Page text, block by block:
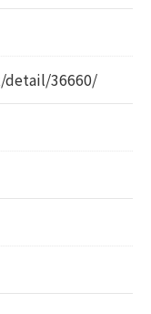
囲において、
ります。
護契約等の措
36660/